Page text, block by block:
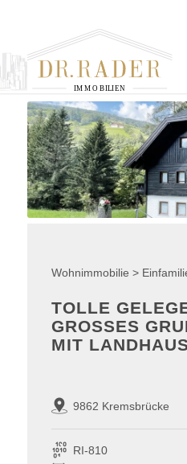
IMMO BILIEN
Wohnimmobilie >
TOLLE
GROSSES
IT LANDHAUS
9862 Kremsbrücke
RI-810